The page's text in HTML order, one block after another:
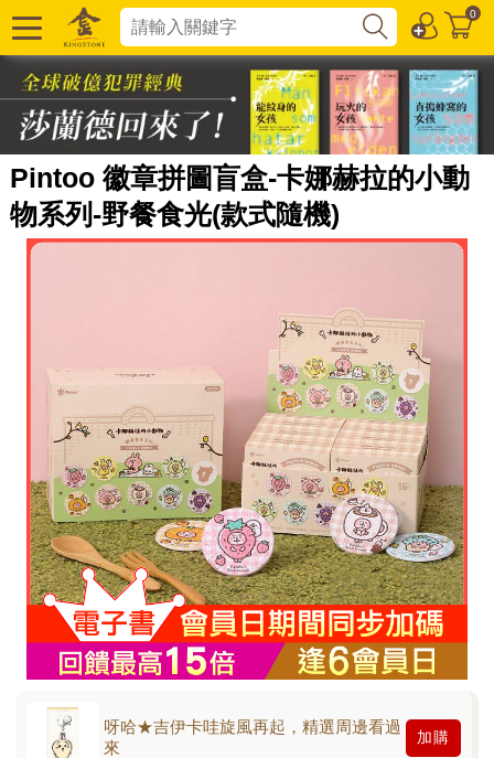
0
Pintoo 徽章拼圖盲盒-卡娜赫拉的小動
物系列-野餐食光(款式隨機)
呀哈★吉伊卡哇旋風再起，精選周邊看過
來
加購